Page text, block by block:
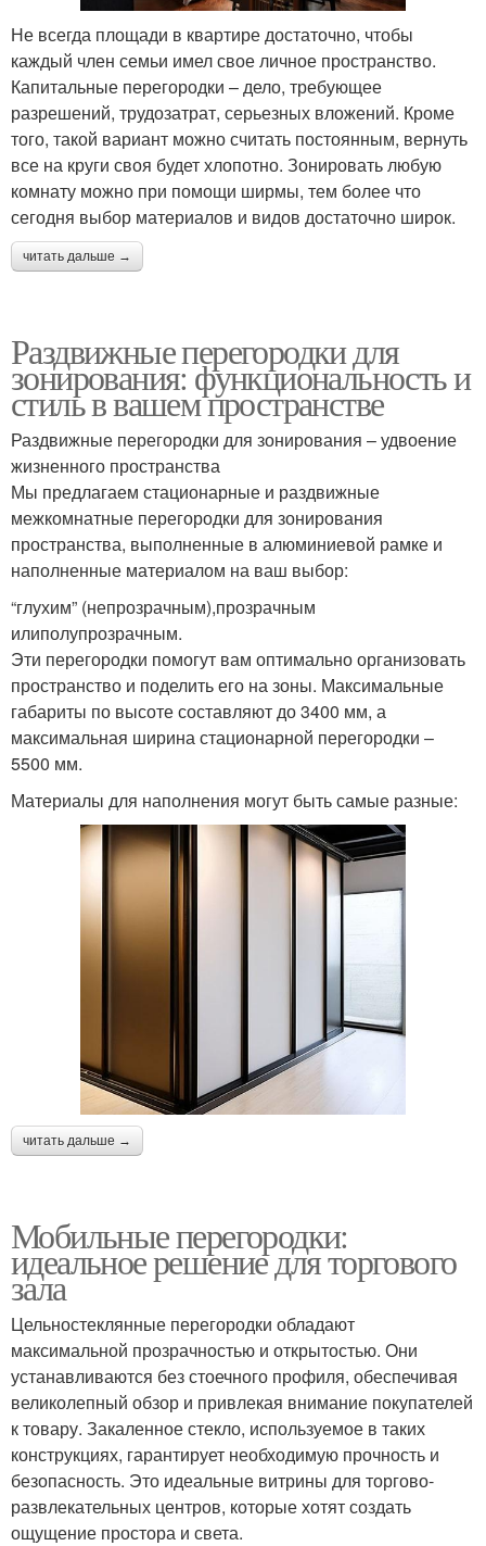
Не всегда площади в квартире достаточно, чтобы
каждый член семьи имел свое личное пространство.
Капитальные перегородки – дело, требующее
разрешений, трудозатрат, серьезных вложений. Кроме
того, такой вариант можно считать постоянным, вернуть
все на круги своя будет хлопотно. Зонировать любую
комнату можно при помощи ширмы, тем более что
сегодня выбор материалов и видов достаточно широк.
читать дальше →
Раздвижные перегородки для
зонирования: функциональность и
стиль в вашем пространстве
Раздвижные перегородки для зонирования – удвоение
жизненного пространства
Мы предлагаем стационарные и раздвижные
межкомнатные перегородки для зонирования
пространства, выполненные в алюминиевой рамке и
наполненные материалом на ваш выбор:
“глухим” (непрозрачным),прозрачным
илиполупрозрачным.
Эти перегородки помогут вам оптимально организовать
пространство и поделить его на зоны. Максимальные
габариты по высоте составляют до 3400 мм, а
максимальная ширина стационарной перегородки –
5500 мм.
Материалы для наполнения могут быть самые разные:
читать дальше →
Мобильные перегородки:
идеальное решение для торгового
зала
Цельностеклянные перегородки обладают
максимальной прозрачностью и открытостью. Они
устанавливаются без стоечного профиля, обеспечивая
великолепный обзор и привлекая внимание покупателей
к товару. Закаленное стекло, используемое в таких
конструкциях, гарантирует необходимую прочность и
безопасность. Это идеальные витрины для торгово-
развлекательных центров, которые хотят создать
ощущение простора и света.